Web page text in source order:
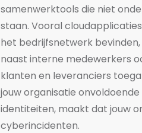
samenwerktools die niet
staan. Vooral
het bedrijfsnetwerk
naast interne medewerkers
klanten en leveranciers
jouw organisatie
identiteiten, maakt dat jouw
cyberincidenten.